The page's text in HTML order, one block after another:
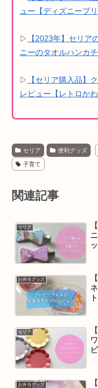
ュー【ディズニープ
▷
【2023年】セリア
ニーのタオルハンカ
▷
【セリア購入品】
レビュー【レトロかわ
セリア 便利グッズ
子育て
関連記事
セリア
お弁当グッズ
セリア
お弁当グッズ